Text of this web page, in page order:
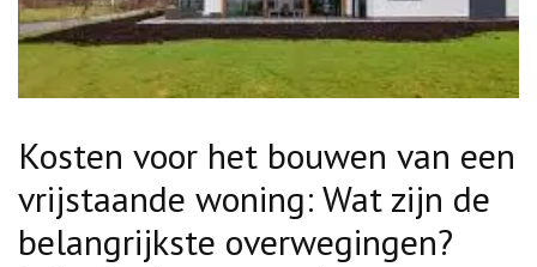
Kosten voor het bouwen van een
vrijstaande woning: Wat zijn de
belangrijkste overwegingen?